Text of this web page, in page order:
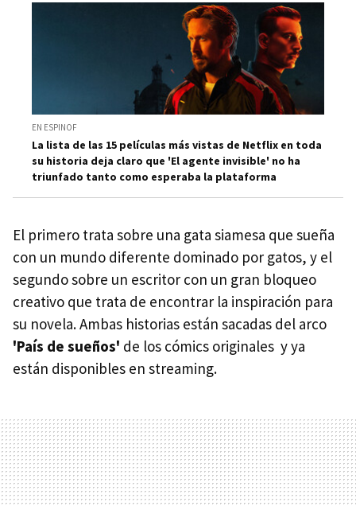
EN ESPINOF
La lista de las 15 películas más vistas de Netflix en toda
su historia deja claro que 'El agente invisible' no ha
triunfado tanto como esperaba la plataforma
El primero trata sobre una gata siamesa que sueña
con un mundo diferente dominado por gatos, y el
segundo sobre un escritor con un gran bloqueo
creativo que trata de encontrar la inspiración para
su novela. Ambas historias están sacadas del arco
'País de sueños' de los cómics originales y ya
están disponibles en streaming.